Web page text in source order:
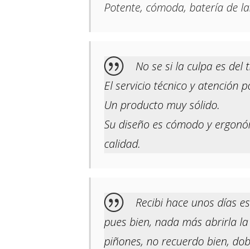
Potente, cómoda, batería de
No se si la culpa es
El servicio técnico y atención
Un producto muy sólido.
Su diseño es cómodo y
calidad.
Recibi hace unos días
pues bien, nada más abrirla
piñones, no recuerdo bien,